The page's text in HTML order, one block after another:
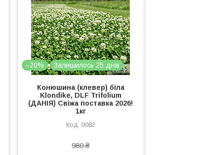
–20% Залишилось 25 днів
Конюшина (клевер) біла
Klondike, DLF Trifolium
(ДАНІЯ) Свіжа поставка 2026!
1кг
0082
980 ₴